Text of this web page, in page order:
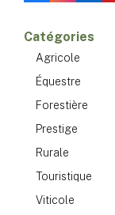
Catégories
Agricole
Équestre
Forestière
Prestige
Rurale
Touristique
Viticole